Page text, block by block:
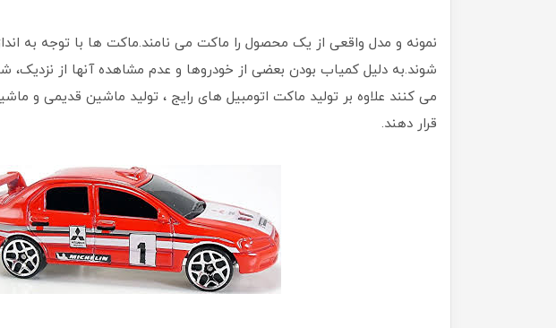
نمونه و مدل واقعی از یک محصول را ماکت می نامند.ماکت ها با توجه به
شوند.به دلیل کمیاب بودن بعضی از خودروها و عدم مشاهده آنها از
می کنند علاوه بر تولید ماکت اتومبیل های رایج ، تولید ماشین قدیمی و
قرار دهند.